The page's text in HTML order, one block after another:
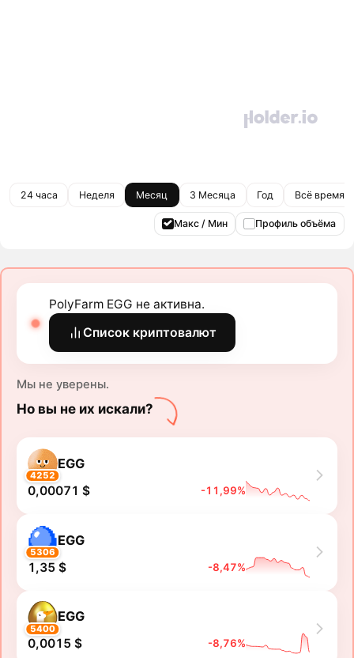
24 часа Неделя Месяц 3 Месяца Год Всё время
Макс / Мин Профиль объёма
PolyFarm EGG не активна.
Список криптовалют
Мы не уверены.
Но вы не их искали?
4252
EGG
0,00071 $ -11,99%
5306
EGG
1,35 $ -8,47%
5400
EGG
0,0015 $ -8,76%